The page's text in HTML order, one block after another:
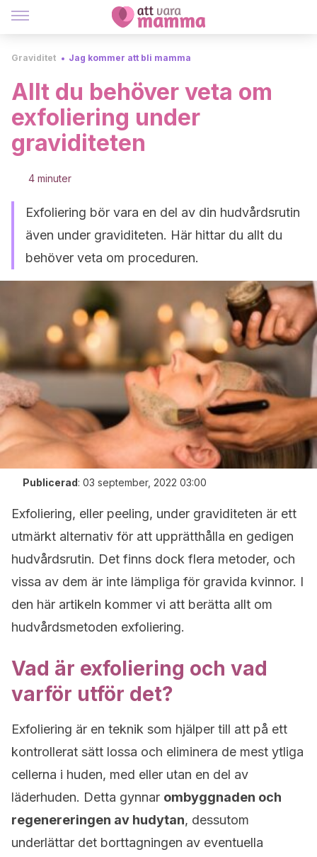
Graviditet Jag kommer att bli mamma
Allt du behöver veta om
exfoliering under
graviditeten
4 minuter
Exfoliering bör vara en del av din hudvårdsrutin
även under graviditeten. Här hittar du allt du
behöver veta om proceduren.
Publicerad: 03 september, 2022 03:00
Exfoliering, eller peeling, under graviditeten är ett
utmärkt alternativ för att upprätthålla en gedigen
hudvårdsrutin. Det finns dock flera metoder, och
vissa av dem är inte lämpliga för gravida kvinnor. I
den här artikeln kommer vi att berätta allt om
hudvårdsmetoden exfoliering.
Vad är exfoliering och vad
varför utför det?
Exfoliering är en teknik som hjälper till att på ett
kontrollerat sätt lossa och eliminera de mest ytliga
cellerna i huden, med eller utan en del av
läderhuden. Detta gynnar ombyggnaden och
regenereringen av hudytan, dessutom
underlättar det borttagningen av eventuella